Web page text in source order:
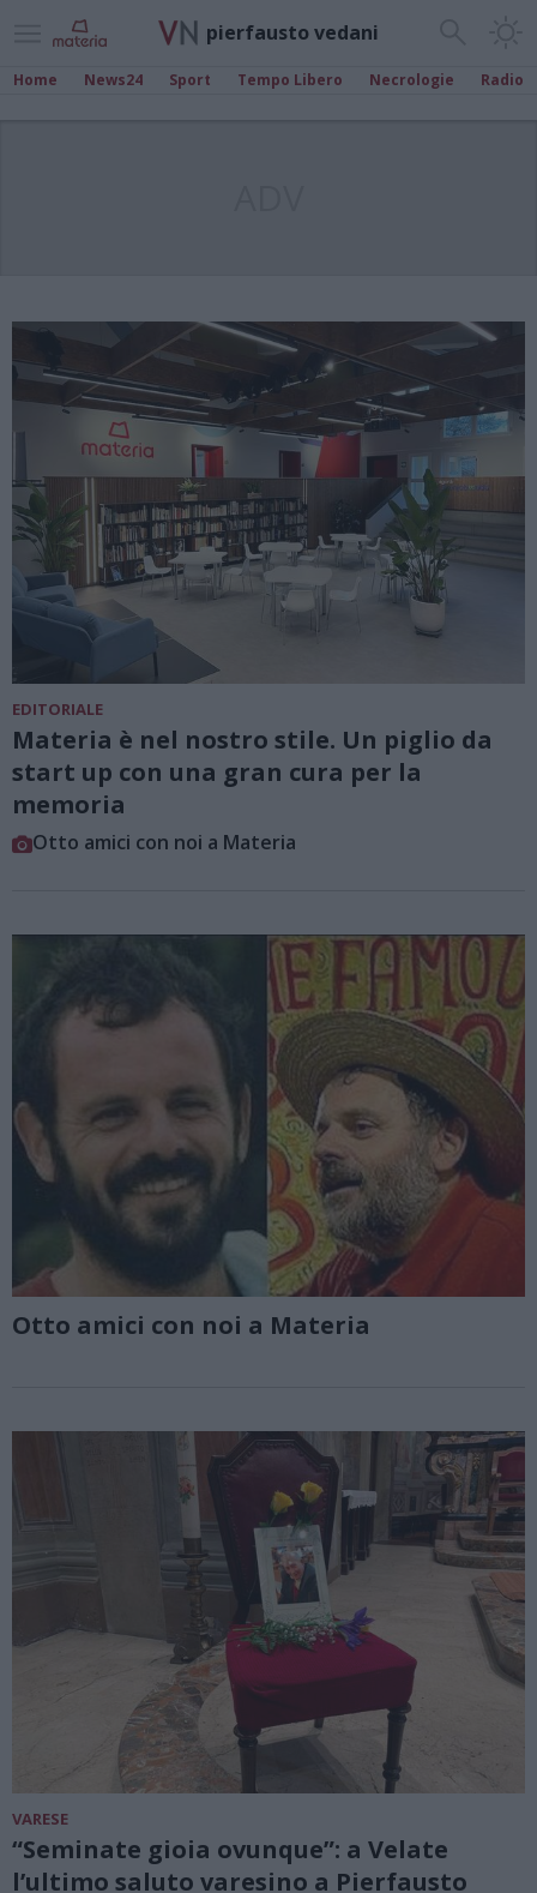
pierfausto vedani
Home News24 Sport Tempo Libero Necrologie Radio
EDITORIALE
Materia è nel nostro stile. Un piglio da
start up con una gran cura per la
memoria
Otto amici con noi a Materia
Otto amici con noi a Materia
VARESE
“Seminate gioia ovunque”: a Velate
l’ultimo saluto varesino a Pierfausto